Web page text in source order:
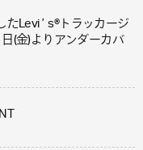
たLeviʼ s®トラッカージ
(金)よりアンダーカバ